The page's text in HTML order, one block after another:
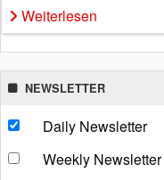
Weiterlesen
NEWSLETTER
Daily Newsletter
Weekly Newsletter